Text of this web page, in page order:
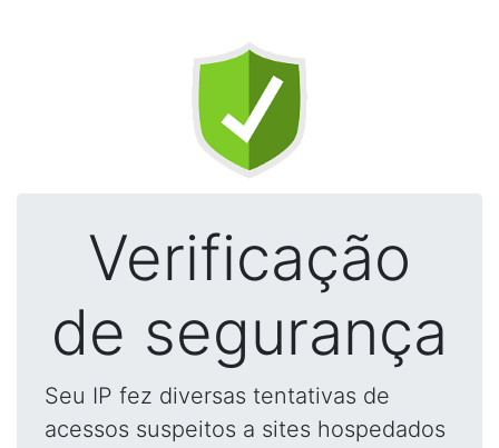
Verificação
de segurança
Seu IP fez diversas tentativas de
acessos suspeitos a sites hospedados